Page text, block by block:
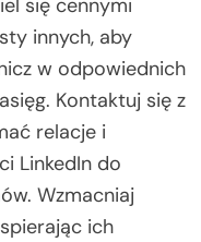
się cennymi
innych, aby
w odpowiednich
Kontaktuj się z
relacje i
LinkedIn do
Wzmacniaj
ich